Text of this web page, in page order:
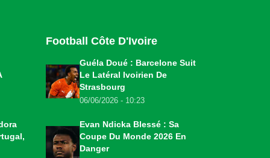
Football Côte D'Ivoire
Guéla Doué : Barcelone Suit
Le Latéral Ivoirien De
Strasbourg
06/06/2026 - 10:23
Evan Ndicka Blessé : Sa
Coupe Du Monde 2026 En
Danger